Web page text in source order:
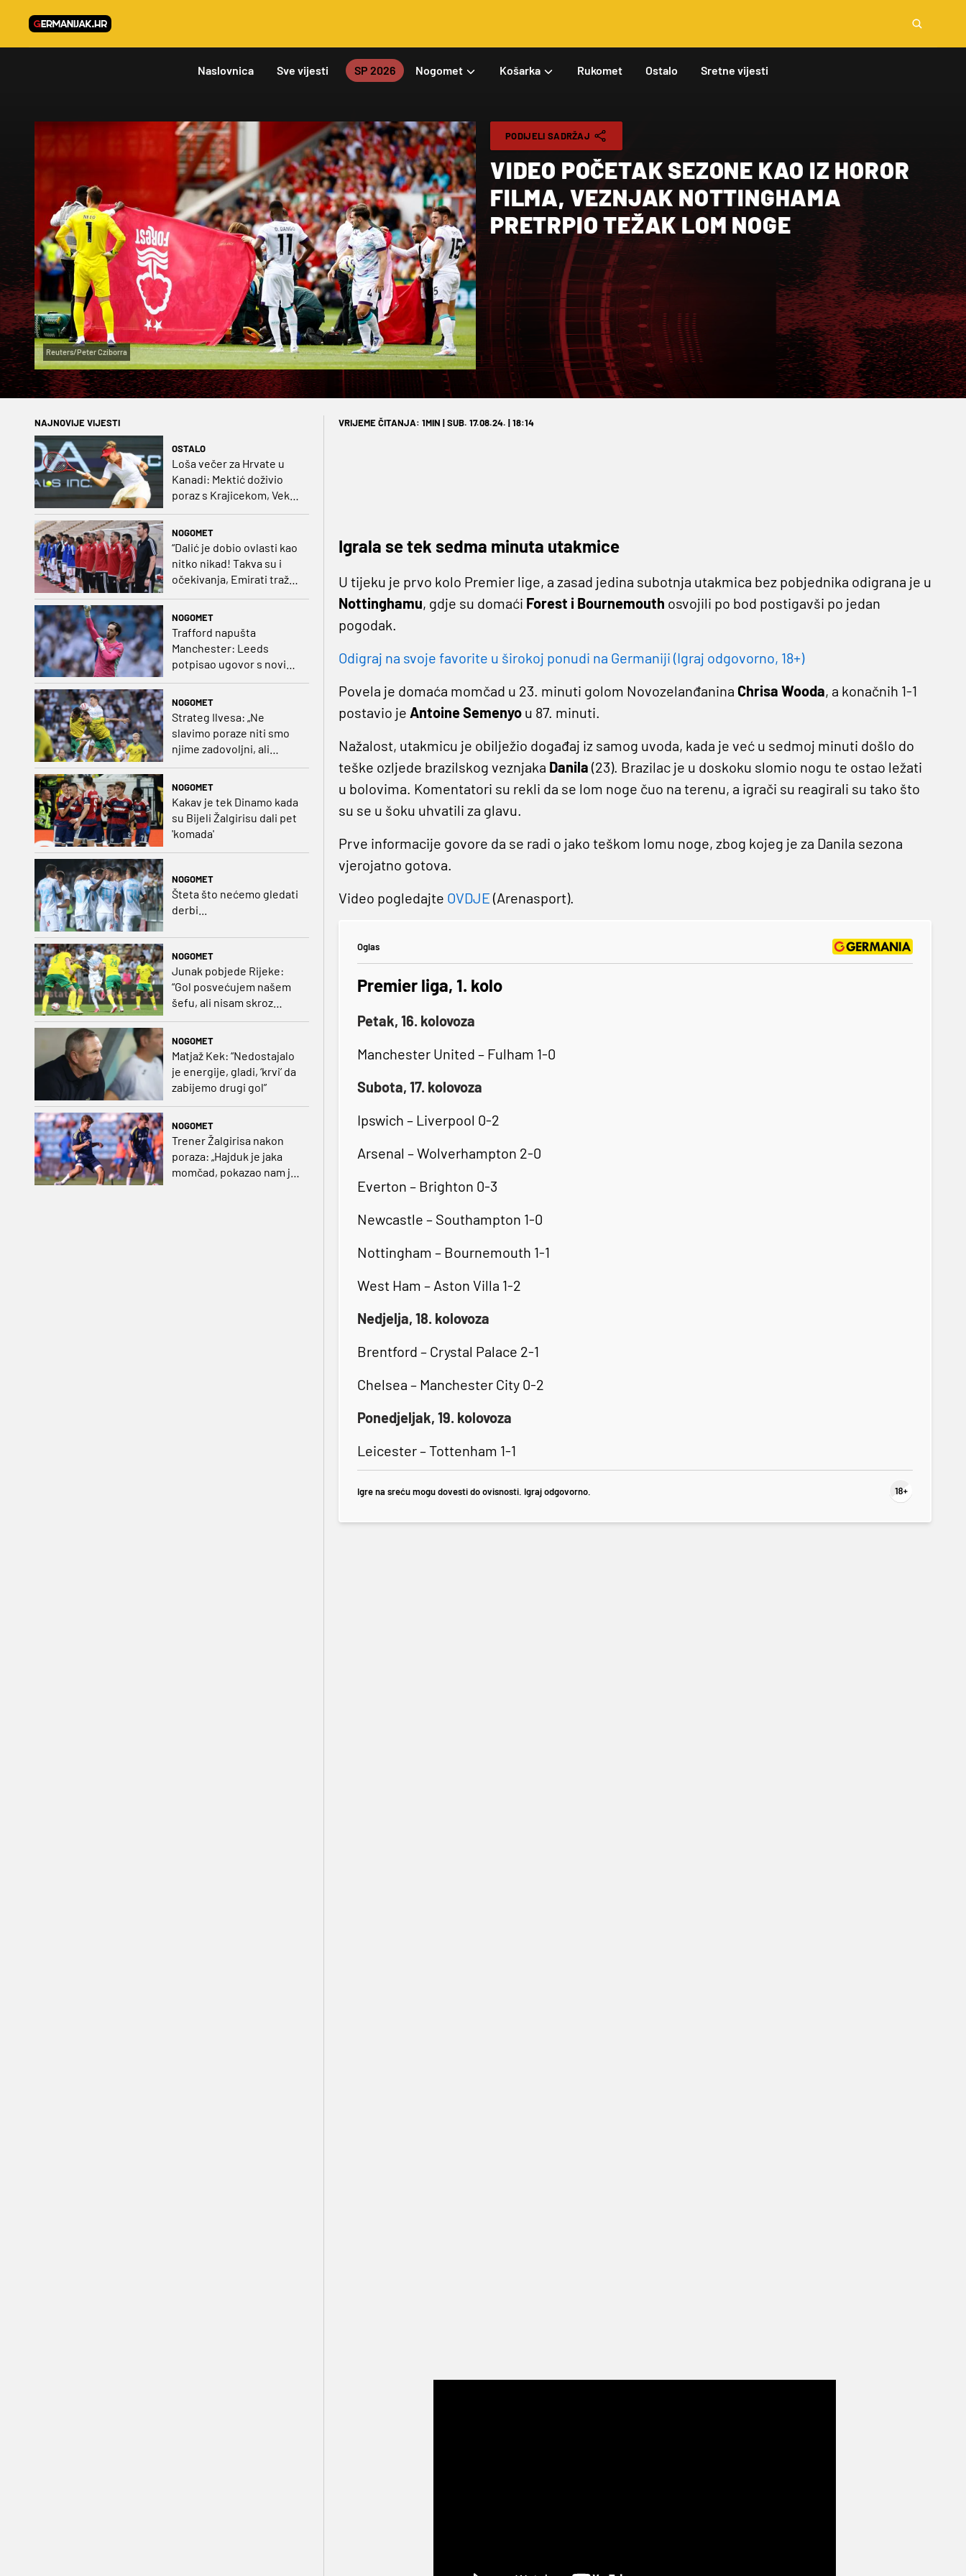
Naslovnica Sve vijesti SP 2026 Nogomet Košarka Rukomet Ostalo Sretne vijesti
Reuters/Peter Cziborra
PODIJELI SADRŽAJ
VIDEO POČETAK SEZONE KAO IZ HOROR
FILMA, VEZNJAK NOTTINGHAMA
PRETRPIO TEŽAK LOM NOGE
NAJNOVIJE VIJESTI
OSTALO
Loša večer za Hrvate u
Kanadi: Mektić doživio
poraz s Krajicekom, Vekić
NOGOMET
“Dalić je dobio ovlasti kao
nitko nikad! Takva su i
očekivanja, Emirati traže
NOGOMET
Trafford napušta
Manchester: Leeds
potpisao ugovor s novim
golmanom i oborio
NOGOMET
Strateg Ilvesa: „Ne
slavimo poraze niti smo
njime zadovoljni, ali
možemo biti ponosni jer
NOGOMET
Kakav je tek Dinamo kada
su Bijeli Žalgirisu dali pet
'komada'
NOGOMET
Šteta što nećemo gledati
derbi...
NOGOMET
Junak pobjede Rijeke:
“Gol posvećujem našem
šefu, ali nisam skroz
zadovoljan, trebali smo
razlike”
NOGOMET
Matjaž Kek: “Nedostajalo
je energije, gladi, ‘krvi’ da
zabijemo drugi gol”
NOGOMET
Trener Žalgirisa nakon
poraza: „Hajduk je jaka
momčad, pokazao nam je
VRIJEME ČITANJA: 1MIN | SUB. 17.08.24. | 18:14
Igrala se tek sedma minuta utakmice
U tijeku je prvo kolo Premier lige, a zasad jedina subotnja utakmica bez pobjednika odigrana je u
Nottinghamu, gdje su domaći Forest i Bournemouth osvojili po bod postigavši po jedan
pogodak.
Odigraj na svoje favorite u širokoj ponudi na Germaniji (Igraj odgovorno, 18+)
Povela je domaća momčad u 23. minuti golom Novozelanđanina Chrisa Wooda, a konačnih 1-1
postavio je Antoine Semenyou 87. minuti.
Nažalost, utakmicu je obilježio događaj iz samog uvoda, kada je već u sedmoj minuti došlo do
teške ozljede brazilskog veznjaka Danila (23). Brazilac je u doskoku slomio nogu te ostao ležati
u bolovima. Komentatori su rekli da se lom noge čuo na terenu, a igrači su reagirali su tako što
su se u šoku uhvatili za glavu.
Prve informacije govore da se radi o jako teškom lomu noge, zbog kojeg je za Danila sezona
vjerojatno gotova.
Video pogledajte OVDJE (Arenasport).
Oglas
Premier liga, 1. kolo
Petak, 16. kolovoza
Manchester United – Fulham 1-0
Subota, 17. kolovoza
Ipswich – Liverpool 0-2
Arsenal – Wolverhampton 2-0
Everton – Brighton 0-3
Newcastle – Southampton 1-0
Nottingham – Bournemouth 1-1
West Ham – Aston Villa 1-2
Nedjelja, 18. kolovoza
Brentford – Crystal Palace 2-1
Chelsea – Manchester City 0-2
Ponedjeljak, 19. kolovoza
Leicester – Tottenham 1-1
Igre na sreću mogu dovesti do ovisnosti. Igraj odgovorno.